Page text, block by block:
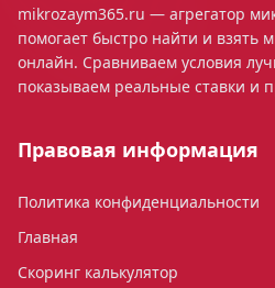
mikrozaym365.ru — агрегатор
помогает быстро найти и взять
онлайн. Сравниваем условия
показываем реальные ставки и
Правовая информация
Политика конфиденциальности
Главная
Скоринг калькулятор